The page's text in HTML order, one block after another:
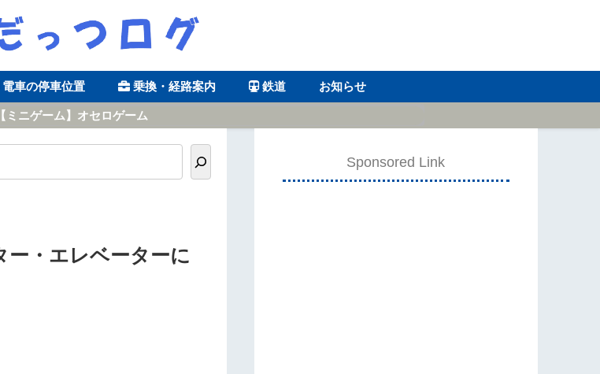
車の停車位置 乗換・経路案内 鉄道 お知らせ
【ミニゲーム】オセロゲーム
ー・エレベーターに
Sponsored Link